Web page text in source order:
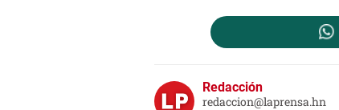
Redacción
redaccion@laprensa.hn